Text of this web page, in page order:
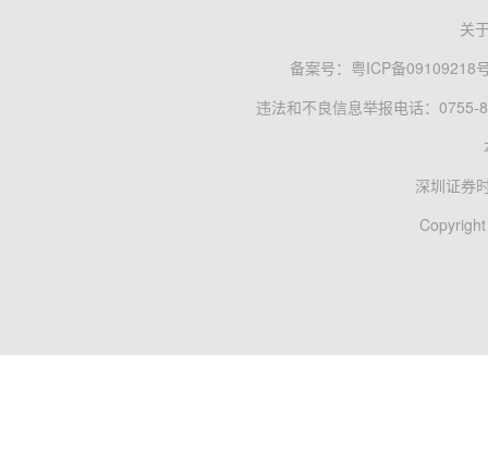
关
备案号： 粤ICP备09109218
违法和不良信息举报电话：0755-
深圳证券